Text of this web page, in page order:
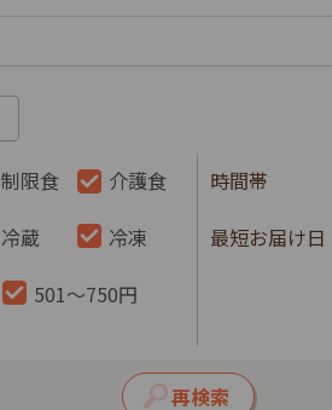
制限食
介護食
冷蔵 冷凍
時間帯
501～750円
最短お届け日